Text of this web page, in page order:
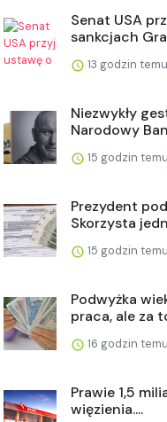
Senat USA
sankcjach
13 godzin temu
Niezwykły
Narodowy
15 godzin temu
Prezydent
Skorzysta
15 godzin temu
Podwyżka
praca, ale za
16 godzin temu
Prawie 1,5
więzienia....